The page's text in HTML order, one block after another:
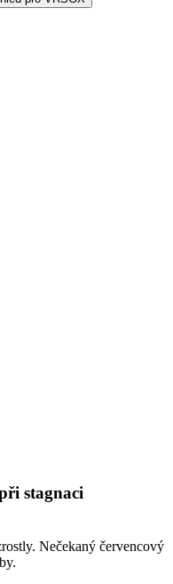
stagnaci
Nečekaný červencový